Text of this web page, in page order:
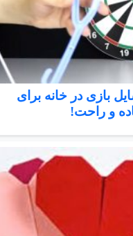
بازی در خانه برای
و راحت!